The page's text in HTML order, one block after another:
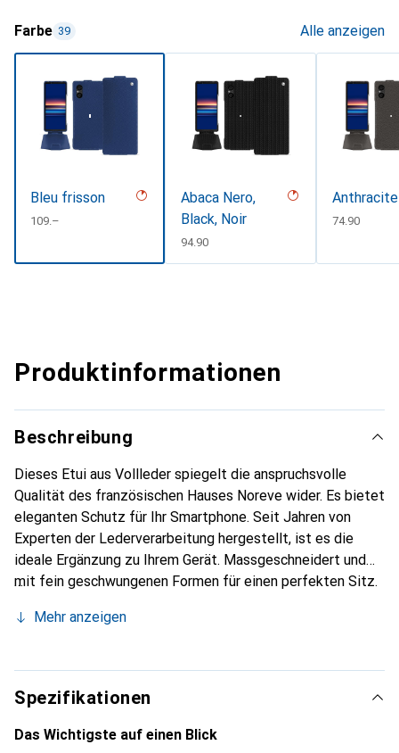
Farbe 39 Alle anzeigen
Bleu frisson
CHF
109.–
Abaca Nero,
Black, Noir
CHF
94.90
Anthracite
CHF
74.90
Produktinformationen
Beschreibung
Dieses Etui aus Vollleder spiegelt die anspruchsvolle
Qualität des französischen Hauses Noreve wider. Es bietet
eleganten Schutz für Ihr Smartphone. Seit Jahren von
Experten der Lederverarbeitung hergestellt, ist es die
ideale Ergänzung zu Ihrem Gerät. Massgeschneidert und
mit fein geschwungenen Formen für einen perfekten Sitz.
Smartphone. Die Marke Noreve ist international für ihre
für den anspruchsvollen Kunden.
Mehr anzeigen
Spezifikationen
Das Wichtigste auf einen Blick